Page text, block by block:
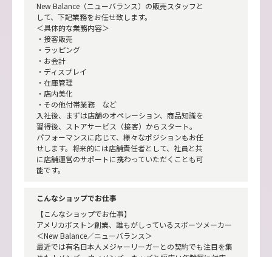
New Balance（ニューバランス）の販売スタッフと
して、下記業務をお任せ致します。
＜具体的な業務内容＞
・接客販売
・ラッピング
・お会計
・ディスプレイ
・在庫管理
・店内美化
・その他付帯業務 など
入社後、まずは店舗のオペレーション、商品知識を
習得後、ストアサービス（接客）からスタート。
パフォーマンスに応じて、様々なポジションもお任
せします。将来的には店舗責任者として、社員と共
に店舗運営のサポートに携わっていただくことも可
能です。
こんなショップでお仕事
【こんなショップでお仕事】
アメリカボストン創業、誰もがしっているスポーツメーカー
＜New Balance／ニューバランス＞
最近では有名日本人メジャーリーガーとの契約でも注目を集